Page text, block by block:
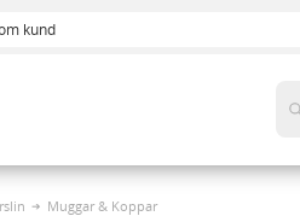
kund
Muggar & Koppar